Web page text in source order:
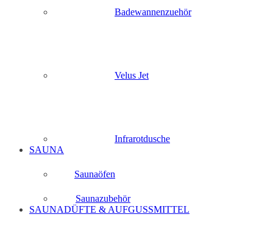
Badewannenzuehör
Velus Jet
Infrarotdusche
SAUNA
Saunaöfen
Saunazubehör
SAUNADÜFTE & AUFGUSSMITTEL